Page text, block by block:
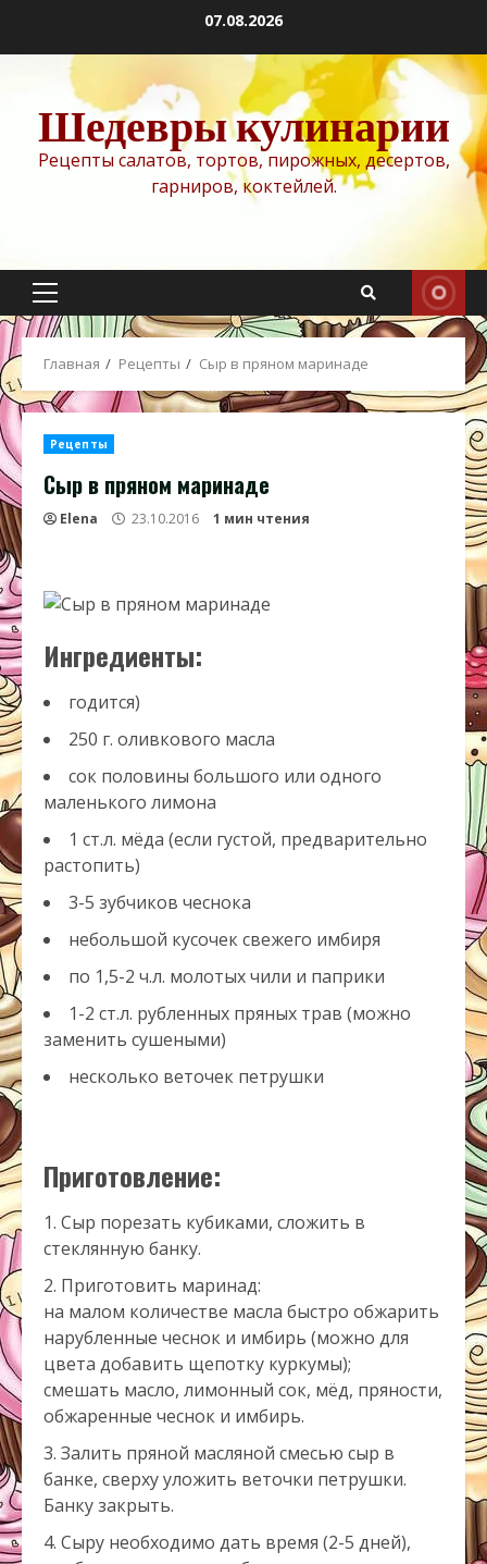
содержимому
07.08.2026
Шедевры кулинарии
Рецепты салатов, тортов, пирожных, десертов,
гарниров, коктейлей.
Основное
меню
Главная Рецепты Сыр в пряном маринаде
Рецепты
Сыр в пряном маринаде
Elena 23.10.2016 1 мин чтения
Ингредиенты:
годится)
250 г. оливкового масла
сок половины большого или одного
маленького лимона
1 ст.л. мёда (если густой, предварительно
растопить)
3-5 зубчиков чеснока
небольшой кусочек свежего имбиря
по 1,5-2 ч.л. молотых чили и паприки
1-2 ст.л. рубленных пряных трав (можно
заменить сушеными)
несколько веточек петрушки
Приготовление:
Сыр порезать кубиками, сложить в
стеклянную банку.
Приготовить маринад:
на малом количестве масла быстро обжарить
нарубленные чеснок и имбирь (можно для
цвета добавить щепотку куркумы);
смешать масло, лимонный сок, мёд, пряности,
обжаренные чеснок и имбирь.
Залить пряной масляной смесью сыр в
банке, сверху уложить веточки петрушки.
Банку закрыть.
Сыру необходимо дать время (2-5 дней),